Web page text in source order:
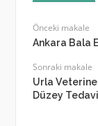
Önceki makale
Ankara Bala
Sonraki makale
Urla
Düzey